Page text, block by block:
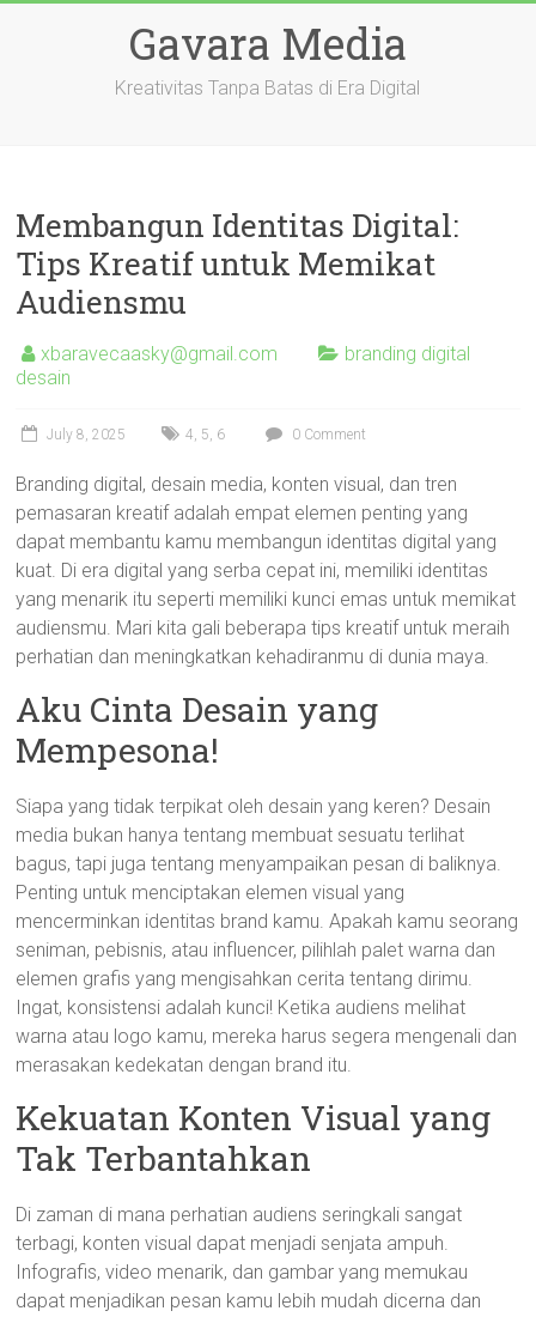
Gavara Media
Kreativitas Tanpa Batas di Era Digital
Membangun Identitas Digital:
Tips Kreatif untuk Memikat
Audiensmu
xbaravecaasky@gmail.com
branding digital
desain
July 8, 2025 4, 5, 6 0 Comment
Branding digital, desain media, konten visual, dan tren
pemasaran kreatif adalah empat elemen penting yang
dapat membantu kamu membangun identitas digital yang
kuat. Di era digital yang serba cepat ini, memiliki identitas
yang menarik itu seperti memiliki kunci emas untuk memikat
audiensmu. Mari kita gali beberapa tips kreatif untuk meraih
perhatian dan meningkatkan kehadiranmu di dunia maya.
Aku Cinta Desain yang
Mempesona!
Siapa yang tidak terpikat oleh desain yang keren? Desain
media bukan hanya tentang membuat sesuatu terlihat
bagus, tapi juga tentang menyampaikan pesan di baliknya.
Penting untuk menciptakan elemen visual yang
mencerminkan identitas brand kamu. Apakah kamu seorang
seniman, pebisnis, atau influencer, pilihlah palet warna dan
elemen grafis yang mengisahkan cerita tentang dirimu.
Ingat, konsistensi adalah kunci! Ketika audiens melihat
warna atau logo kamu, mereka harus segera mengenali dan
merasakan kedekatan dengan brand itu.
Kekuatan Konten Visual yang
Tak Terbantahkan
Di zaman di mana perhatian audiens seringkali sangat
terbagi, konten visual dapat menjadi senjata ampuh.
Infografis, video menarik, dan gambar yang memukau
dapat menjadikan pesan kamu lebih mudah dicerna dan